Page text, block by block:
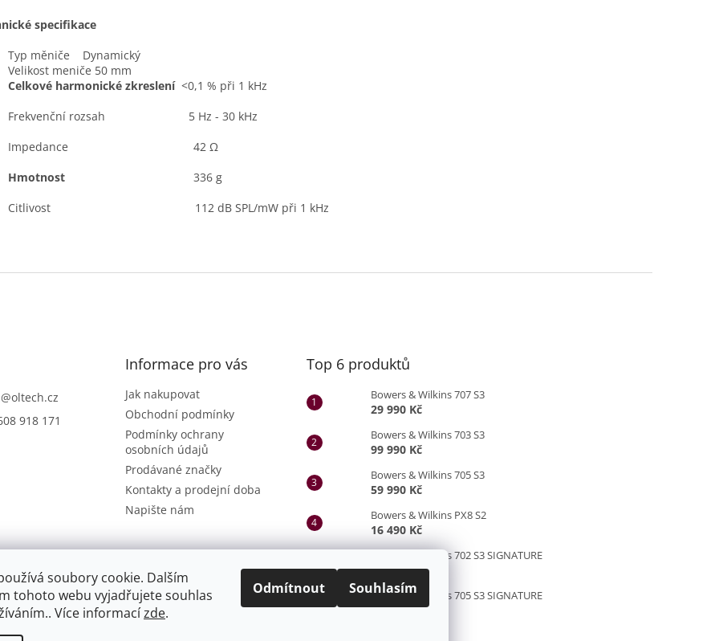
soubory cookie. Dalším
tohoto webu vyjadřujete souhlas
Více informacízde.
Odmítnout Souhlasím
specifikace
Typ měniče Dynamický
Velikost meniče 50 mm
Celkové harmonické zkreslení <0,1 % při 1 kHz
Frekvenční rozsah 5 Hz - 30 kHz
Impedance 42 Ω
Hmotnost 336 g
Citlivost 112 dB SPL/mW při 1 kHz
@oltech.cz
918 171
Informace pro vás
Jak nakupovat
Obchodní podmínky
Podmínky ochrany
osobních údajů
Prodávané značky
Kontakty a prodejní doba
Napište nám
Top 6 produktů
Bowers & Wilkins 707 S3
29 990 Kč
Bowers & Wilkins 703 S3
99 990 Kč
Bowers & Wilkins 705 S3
59 990 Kč
Bowers & Wilkins PX8 S2
16 490 Kč
Bowers & Wilkins 702 S3 SIGNATURE
169 990 Kč
Bowers & Wilkins 705 S3 SIGNATURE
79 990 Kč